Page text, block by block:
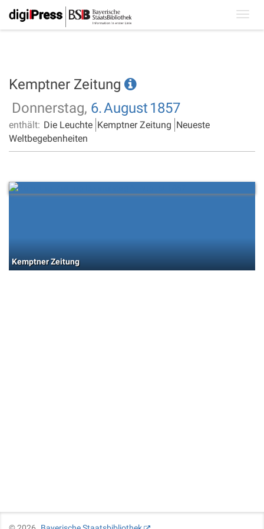
Kemptner Zeitung
Donnerstag, 6.August 1857
enthält: Die Leuchte Kemptner Zeitung Neueste
Weltbegebenheiten
Kemptner Zeitung